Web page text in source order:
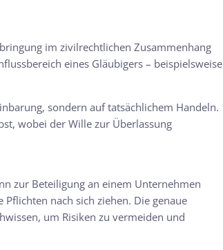
im zivilrechtlichen Zusammenhang
eines Gläubigers – beispielsweise
sondern auf tatsächlichem Handeln.
wobei der Wille zur Überlassung
zur Beteiligung an einem Unternehmen
nach sich ziehen. Die genaue
um Risiken zu vermeiden und